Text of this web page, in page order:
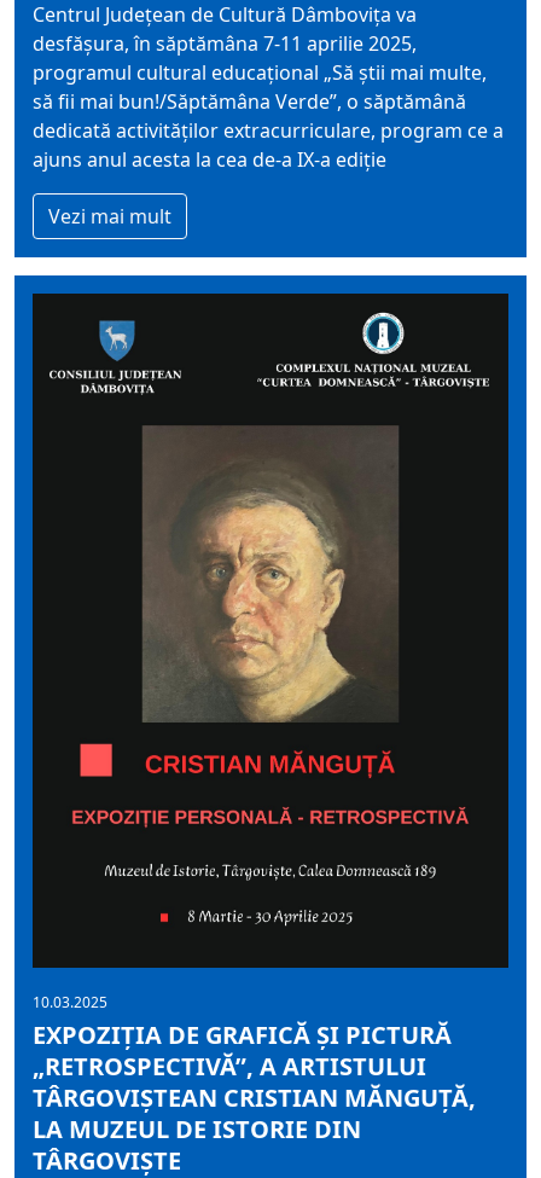
Centrul Judeţean de Cultură Dâmboviţa va
desfășura, în săptămâna 7-11 aprilie 2025,
programul cultural educaţional „Să știi mai multe,
să fii mai bun!/Săptămâna Verde”, o săptămână
dedicată activităţilor extracurriculare, program ce a
ajuns anul acesta la cea de-a IX-a ediție
Vezi mai mult
10.03.2025
EXPOZIȚIA DE GRAFICĂ ȘI PICTURĂ
„RETROSPECTIVĂ”, A ARTISTULUI
TÂRGOVIȘTEAN CRISTIAN MĂNGUȚĂ,
LA MUZEUL DE ISTORIE DIN
TÂRGOVIȘTE